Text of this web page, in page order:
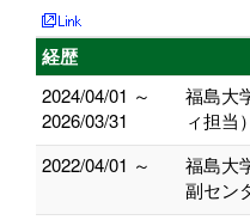
経歴
2024/04/01 ～
2026/03/31
福島大
ィ担当）
2022/04/01 ～
福島大
副セン